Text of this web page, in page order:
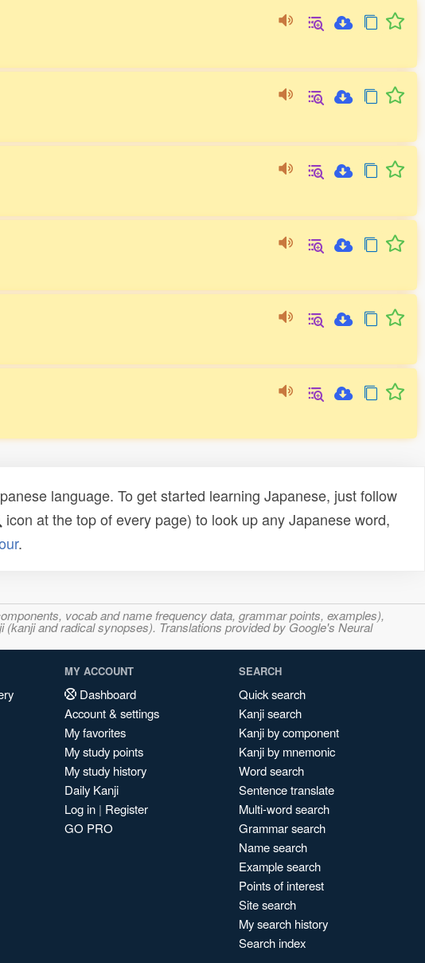
language. To get started learning Japanese, just follow
icon at the top of every page) to look up any Japanese word,
.
vocab and name frequency data, grammar points, examples),
and radical synopses). Translations provided by Google's Neural
MY ACCOUNT
Dashboard
Account & settings
My favorites
My study points
My study history
Daily Kanji
Log in | Register
GO PRO
SEARCH
Quick search
Kanji search
Kanji by component
Kanji by mnemonic
Word search
Sentence translate
Multi-word search
Grammar search
Name search
Example search
Points of interest
Site search
My search history
Search index